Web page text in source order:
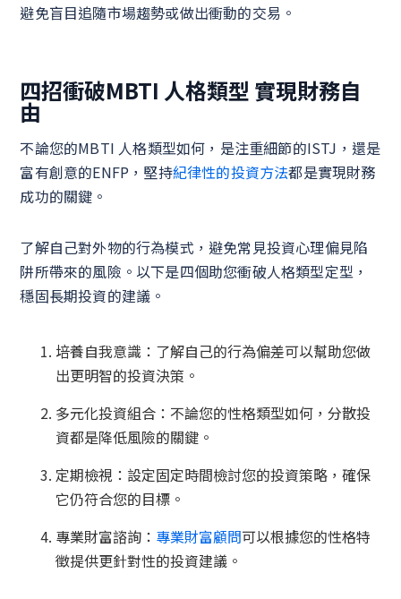
避免盲目追隨市場趨勢或做出衝動的交易。
四招衝破MBTI 人格類型 實現財務自
由
不論您的MBTI 人格類型如何，是注重細節的ISTJ，還是
富有創意的ENFP，堅持紀律性的投資方法都是實現財務
成功的關鍵。
了解自己對外物的行為模式，避免常見投資心理偏見陷
阱所帶來的風險。以下是四個助您衝破人格類型定型，
穩固長期投資的建議。
培養自我意識：了解自己的行為偏差可以幫助您做
出更明智的投資決策。
多元化投資組合：不論您的性格類型如何，分散投
資都是降低風險的關鍵。
定期檢視：設定固定時間檢討您的投資策略，確保
它仍符合您的目標。
專業財富諮詢： 專業財富顧問可以根據您的性格特
徵提供更針對性的投資建議。